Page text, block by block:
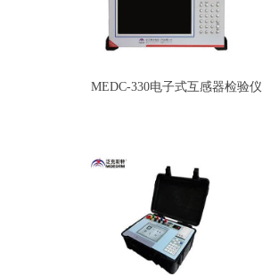
MEDC-330电子式互感器检验仪